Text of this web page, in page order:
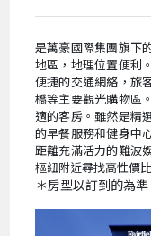
是萬豪國際集團旗下
地區，地理位置便利
便捷的交通網絡，旅
橋等主要觀光購物區
適的客房。雖然是精
的早餐服務和健身中
距離充滿活力的難波
樞紐附近尋找高性價
＊房型以訂到的為準